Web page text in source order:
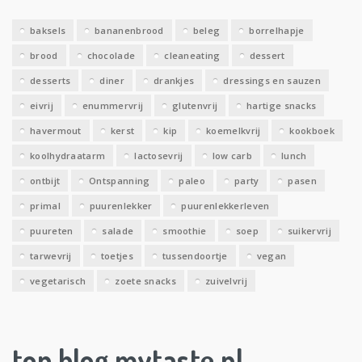
baksels bananenbrood beleg borrelhapje
brood chocolade cleaneating dessert
desserts diner drankjes dressings en sauzen
eivrij enummervrij glutenvrij hartige snacks
havermout kerst kip koemelkvrij kookboek
koolhydraatarm lactosevrij low carb lunch
ontbijt Ontspanning paleo party pasen
primal puurenlekker puurenlekkerleven
puureten salade smoothie soep suikervrij
tarwevrij toetjes tussendoortje vegan
vegetarisch zoete snacks zuivelvrij